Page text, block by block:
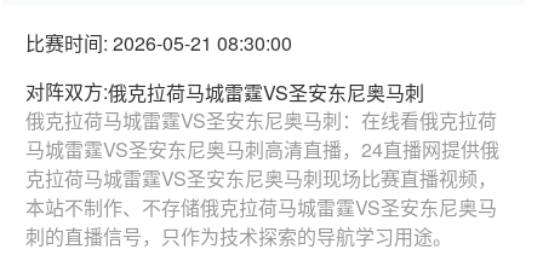
比赛时间: 2026-05-21 08:30:00
对阵双方:俄克拉荷马城雷霆VS圣安东尼奥马刺
俄克拉荷马城雷霆VS圣安东尼奥马刺：在线看俄克拉荷
马城雷霆VS圣安东尼奥马刺高清直播，24直播网提供俄
克拉荷马城雷霆VS圣安东尼奥马刺现场比赛直播视频，
本站不制作、不存储俄克拉荷马城雷霆VS圣安东尼奥马
刺的直播信号，只作为技术探索的导航学习用途。